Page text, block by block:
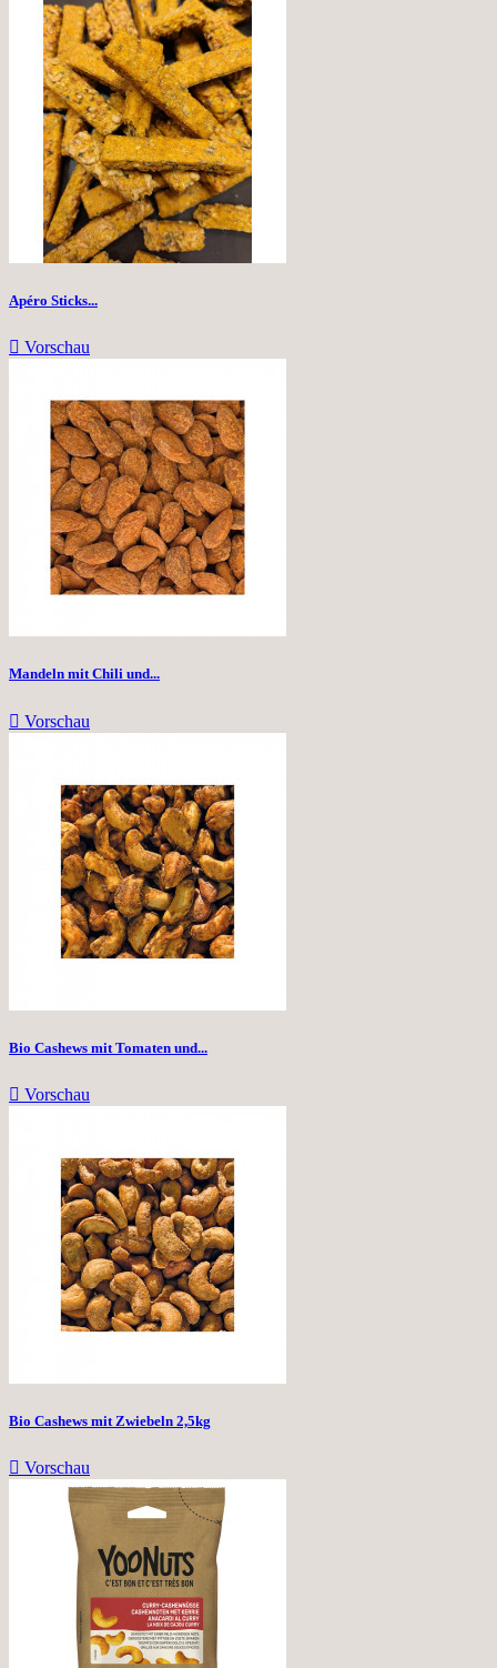
Apéro Sticks...
 Vorschau
Mandeln mit Chili und...
 Vorschau
Bio Cashews mit Tomaten und...
 Vorschau
Bio Cashews mit Zwiebeln 2,5kg
 Vorschau